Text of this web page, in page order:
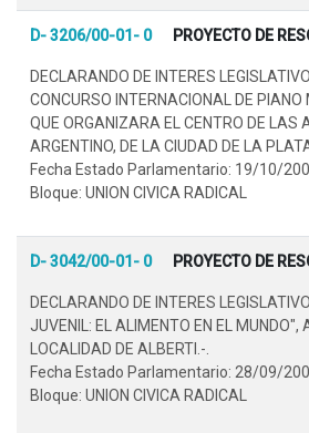
D- 3206/00-01- 0 PROYECTO DE
DECLARANDO DE INTERES
CONCURSO INTERNACIONAL DE PIANO
QUE ORGANIZARA EL CENTRO DE LAS
ARGENTINO, DE LA CIUDAD DE LA
Fecha Estado Parlamentario: 19/10/
Bloque: UNION CIVICA RADICAL
D- 3042/00-01- 0 PROYECTO DE
DECLARANDO DE INTERES
JUVENIL: EL ALIMENTO EN EL MUNDO",
LOCALIDAD DE ALBERTI.-.
Fecha Estado Parlamentario: 28/09/
Bloque: UNION CIVICA RADICAL